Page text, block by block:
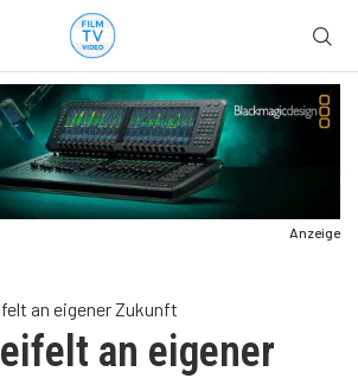
Anzeige
an eigener Zukunft
an eigener